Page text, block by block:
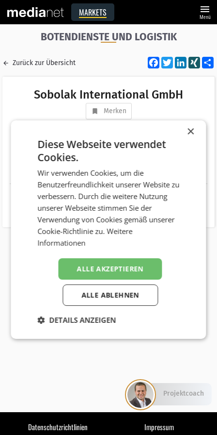
MARKETS menu
Menü
BOTENDIENSTE UND LOGISTIK
Zurück zur Übersicht Facebook
Twitter XING
Sobolak International GmbH
Merken
AT 2100 Leobendorf
Telefonnummer +43 (2262) 691
Website http://www.sobolak.com
Datenschutzrichtlinien Impressum
×
Diese Webseite verwendet
Cookies.
Wir verwenden Cookies, um die
Benutzerfreundlichkeit unserer Website zu
verbessern. Durch die weitere Nutzung
unserer Webseite stimmen Sie der
Verwendung von Cookies gemäß unserer
Cookie-Richtlinie zu.Weitere
Informationen
ALLE AKZEPTIEREN
ALLE ABLEHNEN
DETAILS ANZEIGEN
Projektcoach